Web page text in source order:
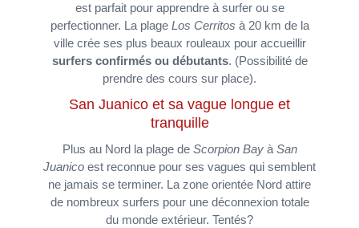
est parfait pour apprendre à surfer ou se
perfectionner. La plage Los Cerritos à 20 km de la
ville crée ses plus beaux rouleaux pour accueillir
surfers confirmés ou débutants. (Possibilité de
prendre des cours sur place).
San Juanico et sa vague longue et
tranquille
Plus au Nord la plage de Scorpion Bayà San
Juanico est reconnue pour ses vagues qui semblent
ne jamais se terminer. La zone orientée Nord attire
de nombreux surfers pour une déconnexion totale
du monde extérieur. Tentés?